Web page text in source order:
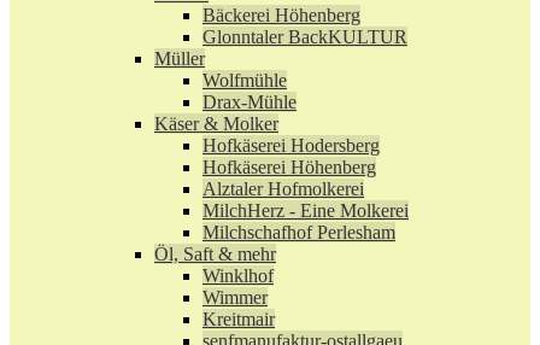
Bäckerei Höhenberg
Glonntaler BackKULTUR
Müller
Wolfmühle
Drax-Mühle
Käser & Molker
Hofkäserei Hodersberg
Hofkäserei Höhenberg
Alztaler Hofmolkerei
MilchHerz - Eine Molkerei
Milchschafhof Perlesham
Öl, Saft & mehr
Winklhof
Wimmer
Kreitmair
senfmanufaktur-ostallgaeu